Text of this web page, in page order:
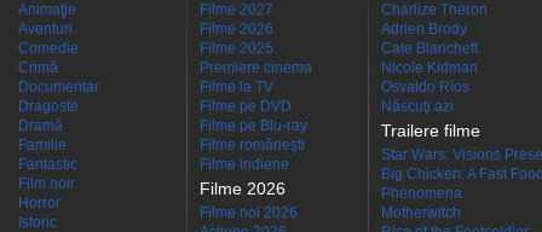
Animaţie
Aventuri
Comedie
Crimă
Documentar
Dragoste
Dramă
Familie
Fantastic
Film noir
Horror
Istoric
Filme 2027
Filme 2026
Filme 2025
Premiere cinema
Filme la TV
Filme pe DVD
Filme pe Blu-ray
Filme româneşti
Filme indiene
Filme 2026
Filme noi 2026
Charlize Theron
Adrien Brody
Cate Blanchett
Nicole Kidman
Osvaldo Ríos
Născuţi azi
Trailere filme
Star Wars: Visions
Big Chicken: A Fast
Phenomena
Motherwitch